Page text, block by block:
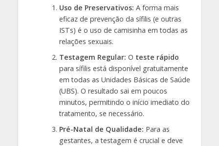
Uso de Preservativos: A forma mais
eficaz de prevenção da sífilis (e outras
ISTs) é o uso de camisinha em todas as
relações sexuais.
Testagem Regular: O teste rápido
para sífilis está disponível gratuitamente
em todas as Unidades Básicas de Saúde
(UBS). O resultado sai em poucos
minutos, permitindo o início imediato do
tratamento, se necessário.
Pré-Natal de Qualidade: Para as
gestantes, a testagem é crucial e deve